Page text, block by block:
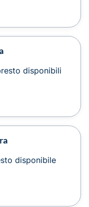
disponibili
disponibile